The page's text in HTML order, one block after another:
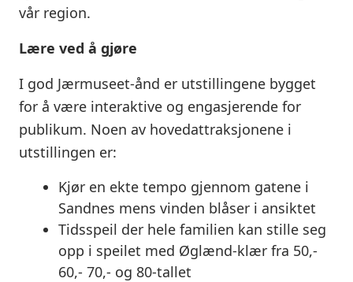
vår region.
Lære ved å gjøre
I god Jærmuseet-ånd er utstillingene bygget
for å være interaktive og engasjerende for
publikum. Noen av hovedattraksjonene i
utstillingen er:
Kjør en ekte tempo gjennom gatene i
Sandnes mens vinden blåser i ansiktet
Tidsspeil der hele familien kan stille seg
opp i speilet med Øglænd-klær fra 50,-
60,- 70,- og 80-tallet